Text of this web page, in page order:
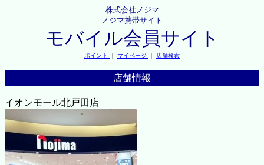
株式会社ノジマ
ノジマ携帯サイト
モバイル会員サイト
ポイント ｜ マイページ ｜ 店舗検索
店舗情報
イオンモール北戸田店